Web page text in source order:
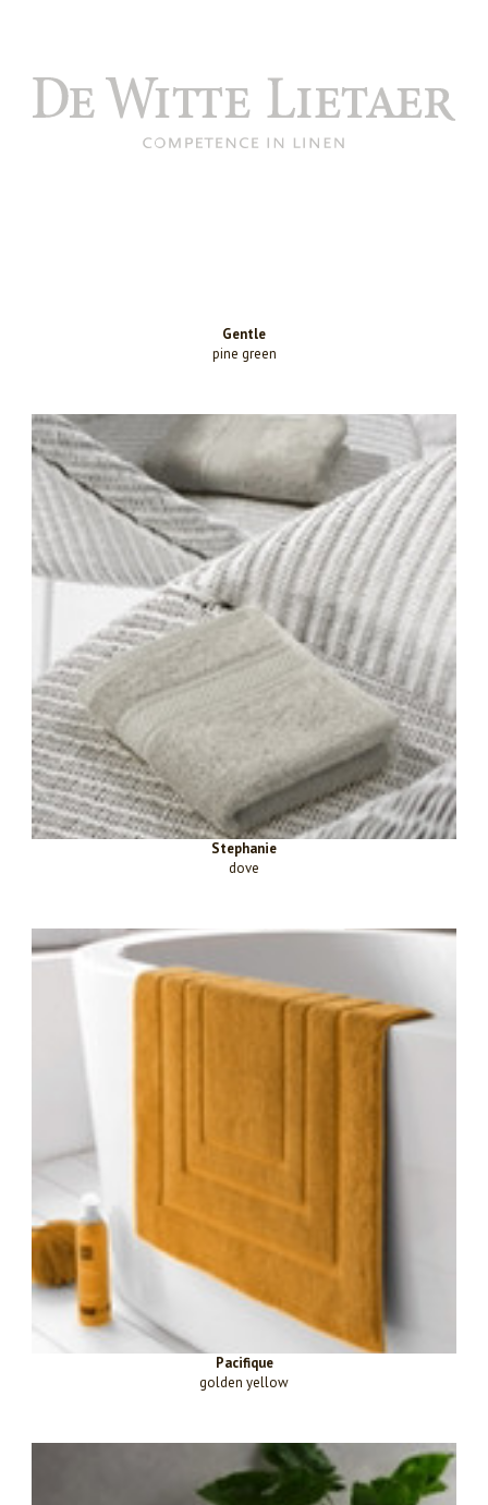
Gentle
pine green
Stephanie
dove
Pacifique
golden yellow